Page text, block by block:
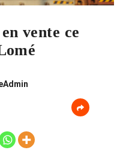
vente ce